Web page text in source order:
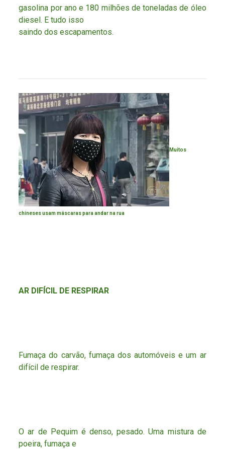
gasolina por ano e 180 milhões de toneladas de óleo
diesel. E tudo isso
saindo dos escapamentos.
Muitos
chineses usam máscaras para andar na rua
AR DIFÍCIL DE RESPIRAR
Fumaça do carvão, fumaça dos automóveis e um ar
difícil de respirar.
O ar de Pequim é denso, pesado. Uma mistura de
poeira, fumaça e